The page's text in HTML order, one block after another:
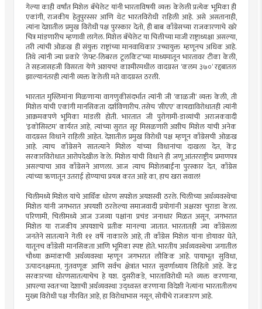
गेल्या काही वर्षांत मिशेल बॅचेलेट यांनी भारताविषयी व्यक्त केलेली प्रत्येक भूमिका ही
एकांगी, राजकीय हेतुपुरस्सर आणि थेट भारतविरोधी राहिली आहे. असे असतानाही,
त्यांना देशातील प्रमुख विरोधी पक्ष पुरस्कार देतो, ही बाब काँग्रेसच्या राजकारणाचे खरे
चित्र मांडणारीच म्हणावी लागेल. मिशेल बॅचेलेट या चिलीच्या माजी राष्ट्राध्यक्षा असल्या,
तरी त्यांची ओळख ही संयुक्त राष्ट्रांच्या मानवाधिकार उच्चायुक्त म्हणूनच अधिक आहे.
तिथे त्यांनी ज्या प्रकारे ‘लेफ्ट-लिबरल टूलकिट’च्या माध्यमातून भारतावर टीका केली,
ते सहजासहजी विसरता येणे अशयच! काश्मीरमधील वादग्रस्त ‘कलम ३७०’ रद्दबातल
झाल्यानंतरही त्यांनी व्यक्त केलेली मते वादग्रस्त ठरली.
भारतात मुस्लिमांना मिळणार्‍या वागणुकीसंदर्भात त्यांनी जी ‘काळजी’ व्यक्त केली, ती
मिशेल यांची एकांगी मानसिकता दर्शविणारीच. तसेच ‘सीएए’ कायद्याविरोधातही त्यांनी
आक्रमकपणे भूमिका मांडली होती. भारतात जी पुरोगामी-डाव्यांची अराजकवादी
‘इकोसिस्टम’ कार्यरत आहे, त्यांच्या सुरात सूर मिसळणारी अशीच मिशेल यांची अनेक
वादग्रस्त विधाने राहिली आहेत. देशातील प्रमुख विरोधी पक्ष म्हणून काँग्रेसची ओळख
आहे. त्याच काँग्रेसने सातत्याने मिशेल यांच्या विधानांचा दाखला देत, केंद्र
सरकारविरोधात आरोपदेखील केले. मिशेल यांची विधाने ही जणू आंतरराष्ट्रीय प्रमाणपत्र
असल्याचा आव काँग्रेसने आणला. आज त्याच मिशेलबाईंना पुरस्कार देत, काँग्रेस
त्यांच्या ऋणातून उतराई होण्याचा प्रयत्न करत आहे का, हाच खरा सवाल!
चिलीमध्ये मिशेल यांचे आर्थिक धोरण सपशेल अयशस्वी ठरले. चिलीच्या अर्थव्यवस्थेचा
मिशेल यांनी जगभरात अपयशी ठरलेल्या समाजवादी प्रयोगांनी अक्षरशः चुराडा केला.
परिणामी, चिलीमध्ये आज उजव्या पक्षांना प्रचंड जनाधार मिळत असून, जगभरात
मिशेल या राजकीय अपयशाचे प्रतीक मानल्या जातात. भारतातही ज्या काँग्रेसला
जनतेने सातत्याने गेली ११ वर्षे नाकारले आहे, ती काँग्रेस मिशेल यांना डोयावर घेते,
यातूनच काँग्रेसी मानसिकता आणि भूमिका स्पष्ट होते. भारतीय अर्थव्यवस्थेचा जगातील
चौथ्या क्रमांकाची अर्थव्यवस्था म्हणून जगभरात लौकिक आहे. पायाभूत सुविधा,
उत्पादनक्षमता, गुंतवणूक आणि सर्वच क्षेत्रांत भारत सुवर्णाध्याय लिहितो आहे. केंद्र
सरकारच्या धोरणसातत्याचेच हे यश. दुसरीकडे, भारताविरोधी मते व्यक्त करणार्‍या,
आपल्या स्वतःच्या देशाची अर्थव्यवस्था उद्ध्वस्त करणार्‍या विदेशी नेत्यांना भारतातीलच
मुख्य विरोधी पक्ष गौरवित आहे, हा विरोधाभास नसून, सोयीचे राजकारण आहे.